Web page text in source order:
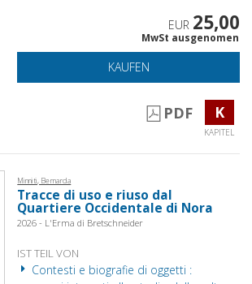
EUR 25,00
MwSt ausgenomen
KAUFEN
PDF K
KAPITEL
Minniti, Bernarda
Tracce di uso e riuso dal
Quartiere Occidentale di Nora
2026 - L'Erma di Bretschneider
IST TEIL VON
Contesti e biografie di oggetti :